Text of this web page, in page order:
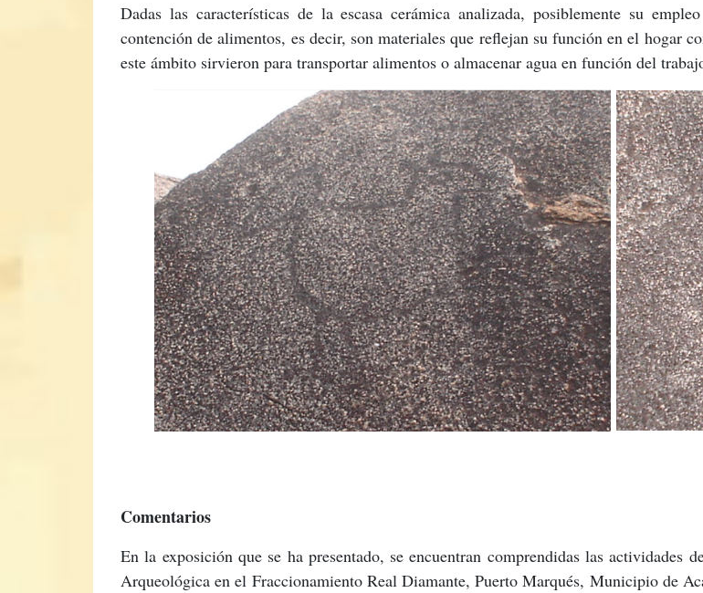
Dadas las características de la escasa cerámica analizada, posiblemente su
contención de alimentos, es decir, son materiales que reflejan su función en el hogar
este ámbito sirvieron para transportar alimentos o almacenar agua en función del
Comentarios
En la exposición que se ha presentado, se encuentran comprendidas las actividades
Arqueológica en el Fraccionamiento Real Diamante, Puerto Marqués, Municipio de